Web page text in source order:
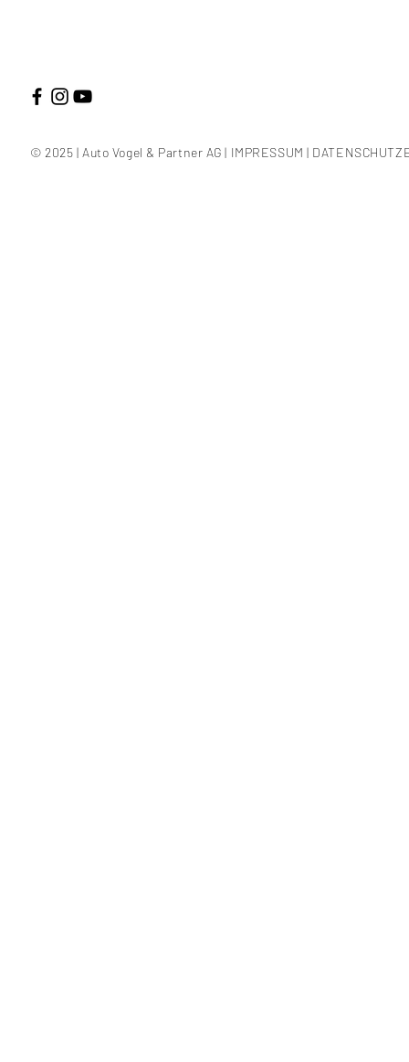
© 2025 | Auto Vogel & Partner AG | IMPRESSUM |